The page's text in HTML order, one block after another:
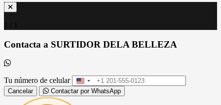
Contacta a SURTIDOR DELA BELLEZA
Tu número de celular
United
States
Cancelar Contactar por WhatsApp